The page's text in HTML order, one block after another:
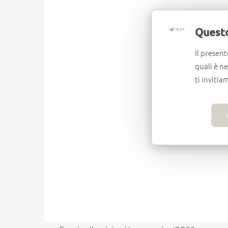
Il
quali è
ti